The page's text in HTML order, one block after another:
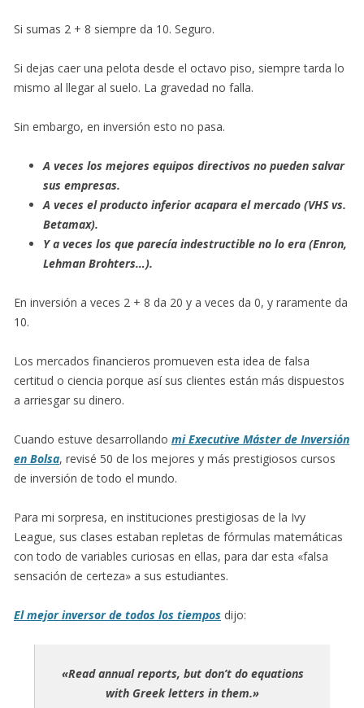
Si sumas 2 + 8 siempre da 10. Seguro.
Si dejas caer una pelota desde el octavo piso, siempre tarda lo
mismo al llegar al suelo. La gravedad no falla.
Sin embargo, en inversión esto no pasa.
A veces los mejores equipos directivos no pueden salvar
sus empresas.
A veces el producto inferior acapara el mercado (VHS vs.
Betamax).
Y a veces los que parecía indestructible no lo era (Enron,
Lehman Brohters…).
En inversión a veces 2 + 8 da 20 y a veces da 0, y raramente da
10.
Los mercados financieros promueven esta idea de falsa
certitud o ciencia porque así sus clientes están más dispuestos
a arriesgar su dinero.
Cuando estuve desarrollando mi Executive Máster de Inversión
en Bolsa, revisé 50 de los mejores y más prestigiosos cursos
de inversión de todo el mundo.
Para mi sorpresa, en instituciones prestigiosas de la Ivy
League, sus clases estaban repletas de fórmulas matemáticas
con todo de variables curiosas en ellas, para dar esta «falsa
sensación de certeza» a sus estudiantes.
El mejor inversor de todos los tiempos dijo:
«Read annual reports, but don’t do equations
with Greek letters in them.»